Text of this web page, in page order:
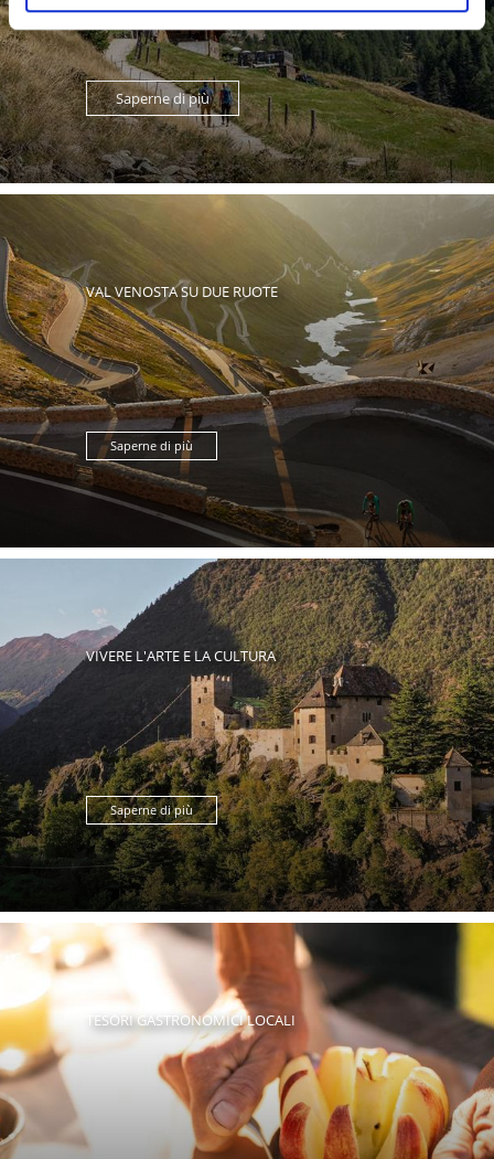
Saperne di più
VAL VENOSTA SU DUE RUOTE
Saperne di più
VIVERE L'ARTE E LA CULTURA
Saperne di più
TESORI GASTRONOMICI LOCALI